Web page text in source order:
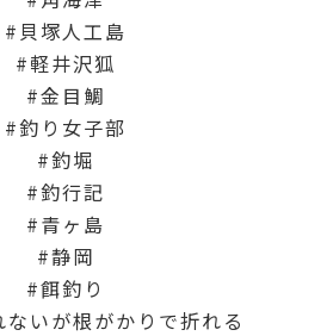
貝塚人工島
軽井沢狐
金目鯛
釣り女子部
釣堀
釣行記
青ヶ島
静岡
餌釣り
ないが根がかりで折れる